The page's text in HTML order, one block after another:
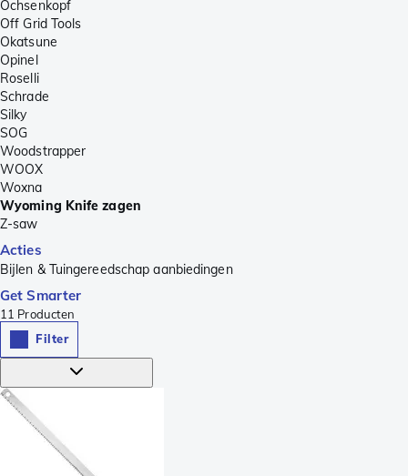
Ochsenkopf
Off Grid Tools
Okatsune
Opinel
Roselli
Schrade
Silky
SOG
Woodstrapper
WOOX
Woxna
Wyoming Knife zagen
Z-saw
Acties
Bijlen & Tuingereedschap aanbiedingen
Get Smarter
11 Producten
Filter